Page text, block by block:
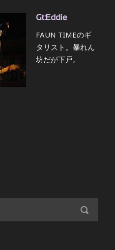
Gt:Eddie
FAUN TIMEのギ
タリスト。暴れん
坊だが下戸。